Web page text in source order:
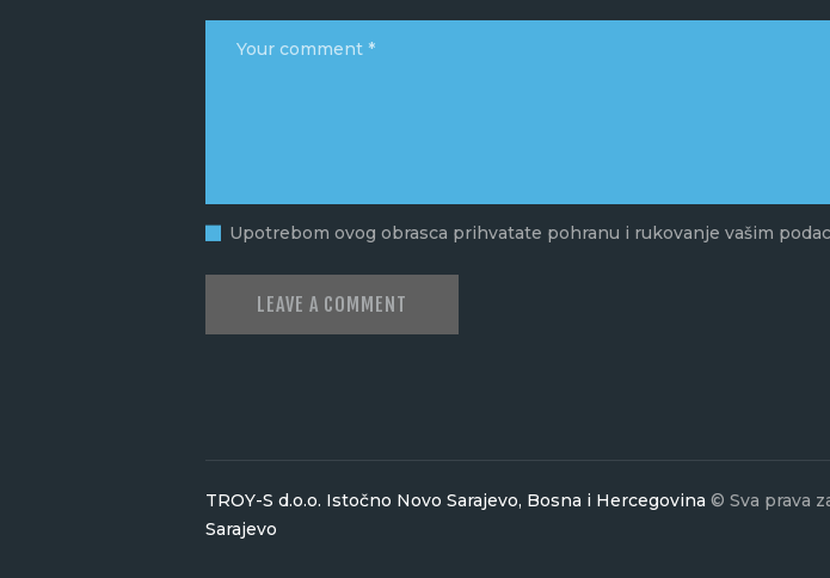
Upotrebom ovog obrasca prihvatate pohranu i rukovanje vašim
TROY-S d.o.o. Istočno Novo Sarajevo, Bosna i Hercegovina © Sva prava
Sarajevo